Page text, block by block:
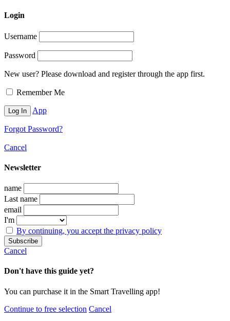
Login
Username
Password
New user? Please download and register through the app first.
Remember Me
App
Forgot Password?
Cancel
Newsletter
name
Last name
email
I'm
By continuing, you accept the privacy policy
Cancel
Don't have this guide yet?
You can purchase it in the Smart Travelling app!
Continue to free selection Cancel